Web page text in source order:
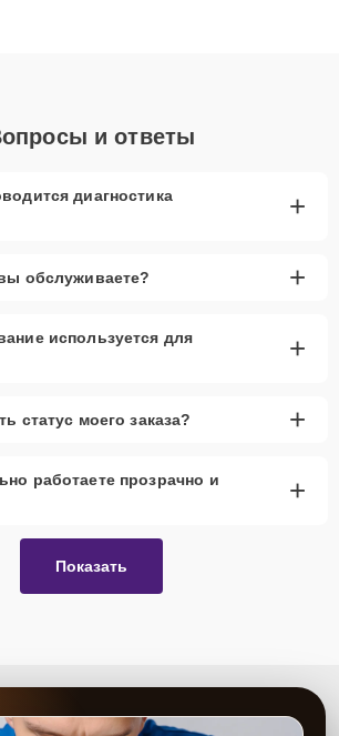
и ответы
диагностика
+
обслуживаете? +
используется для
+
статус моего заказа? +
работаете прозрачно и
+
Показать